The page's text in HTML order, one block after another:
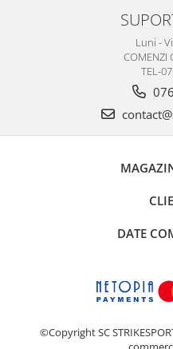
Luni -
COMENZI
TEL-
DATE
©Copyright SC